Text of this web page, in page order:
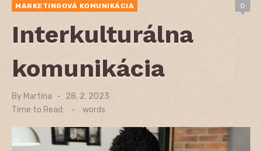
MARKETINGOVÁ KOMUNIKÁCIA 0
Interkulturálna
komunikácia
By Martina
Posted
28. 2. 2023
Time to Read:
- words